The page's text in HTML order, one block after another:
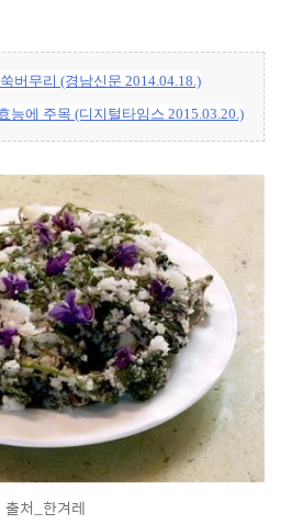
버무리 (경남신문 2014.04.18.)
능에 주목 (디지털타임스 2015.03.20.)
출처_한겨레